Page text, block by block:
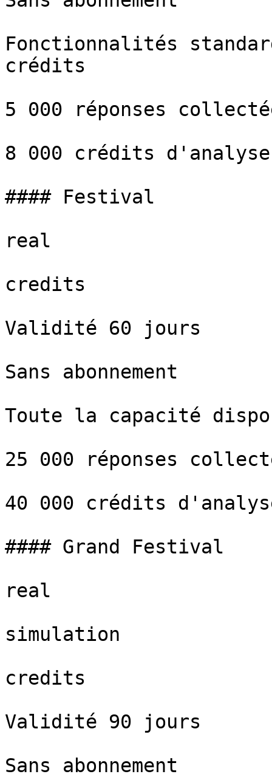
Fonctionnalités
crédits
5 000 réponses
8 000 crédits
#### Festival
real
credits
Validité 60 jours
Sans abonnement
Toute la capacité
25 000 réponses
40 000 crédits
#### Grand Festival
real
simulation
credits
Validité 90 jours
Sans abonnement